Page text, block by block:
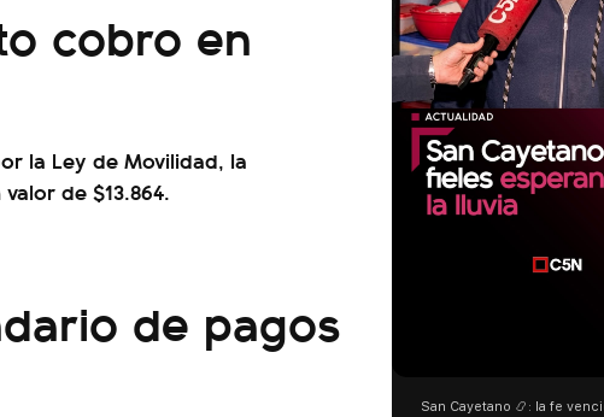
cobro en
la Ley de Movilidad, la
de $13.864.
de pagos
San Cayetano 📿: la fe